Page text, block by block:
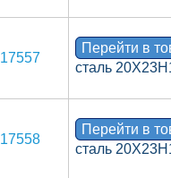
17557
Перейти в
сталь
17558
Перейти в
сталь